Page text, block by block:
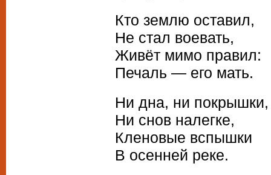
Кто землю оставил,
Не стал воевать,
Живёт мимо правил:
Печаль — его мать.
Ни дна, ни покрышки,
Ни снов налегке,
Кленовые вспышки
В осенней реке.